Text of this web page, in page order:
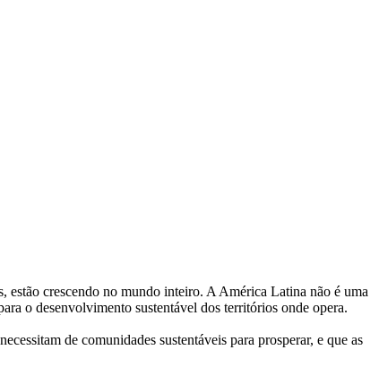
estão crescendo no mundo inteiro. A América Latina não é uma
o desenvolvimento sustentável dos territórios onde opera.
de comunidades sustentáveis para prosperar, e que as